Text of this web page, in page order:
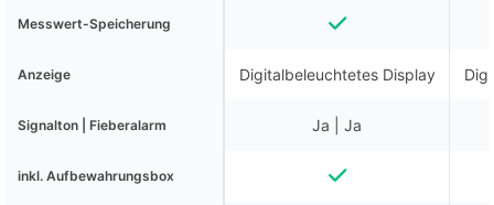
Messwert-Speicherung
Anzeige Digitalbeleuchtetes Display
Signalton | Fieberalarm Ja | Ja
inkl. Aufbewahrungsbox